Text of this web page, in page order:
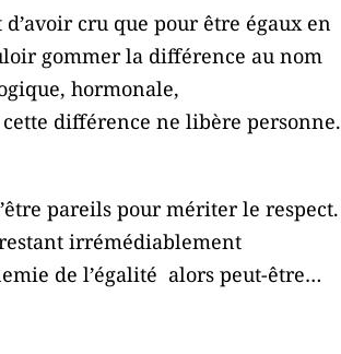
cru que pour être égaux en
gommer la différence au nom
hormonale,
différence ne libère personne.
pareils pour mériter le respect.
irrémédiablement
de l’égalité alors peut-être…